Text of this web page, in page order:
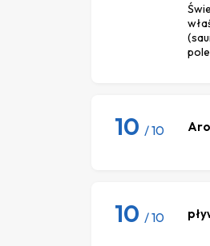
10 / 10
10 / 10